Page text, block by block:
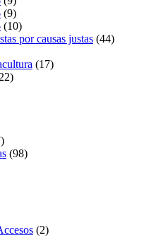
(9)
(10)
por causas justas (44)
(17)
(98)
(2)